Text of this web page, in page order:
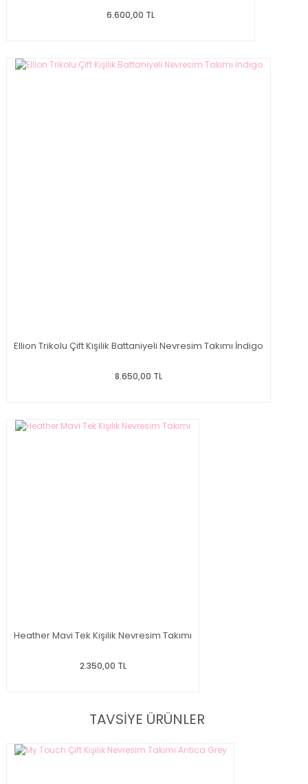
6.600,00 TL
Ellion Trikolu Çift Kişilik Battaniyeli Nevresim Takımı İndigo
8.650,00 TL
Heather Mavi Tek Kişilik Nevresim Takımı
2.350,00 TL
TAVSİYE ÜRÜNLER